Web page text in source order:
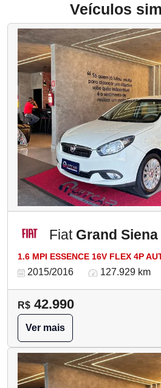
Veículos
Fiat Grand Siena
1.6 MPI ESSENCE 16V FLEX 4P
2015/2016 127.929 km
R$ 42.990
Ver mais